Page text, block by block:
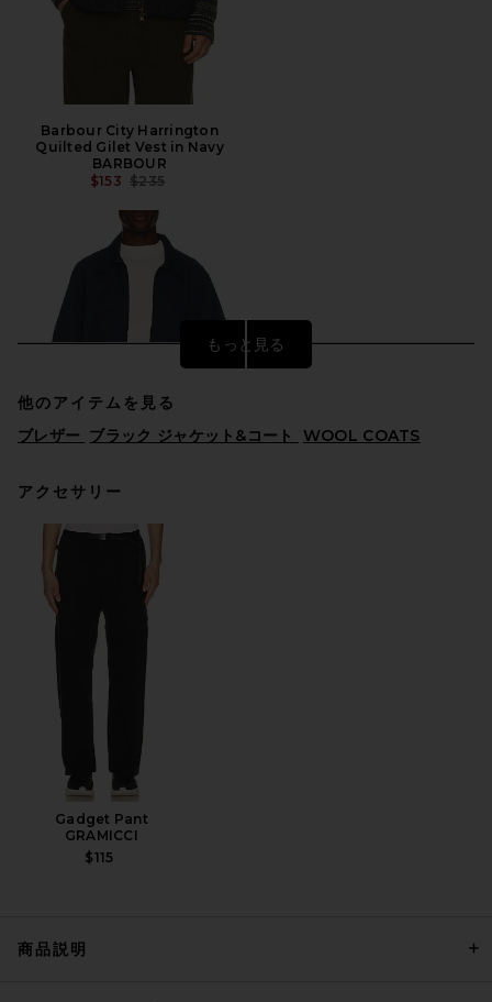
Barbour City Harrington
Quilted Gilet Vest in Navy
BARBOUR
$153 前の価格:
$235
Dickies Unlined Eisenhower
Jacket in Dark Navy
DICKIES
$60
もっと見る
他のアイテムを見る
ブレザー ブラック ジャケット&コート WOOL COATS
アクセサリー
Gadget Pant
GRAMICCI
$115
商品説明